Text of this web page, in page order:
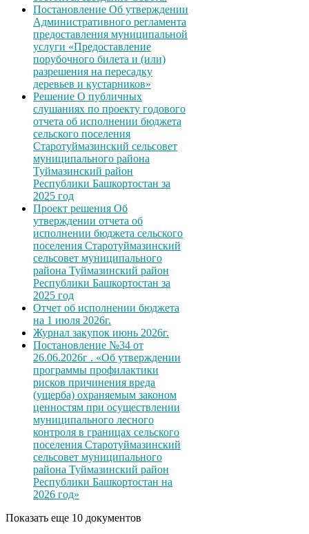
Постановление Об утверждении
Административного регламента
предоставления муниципальной
услуги «Предоставление
порубочного билета и (или)
разрешения на пересадку
деревьев и кустарников»
Решение О публичных
слушаниях по проекту годового
отчета об исполнении бюджета
сельского поселения
Старотуймазинский сельсовет
муниципального района
Туймазинский район
Республики Башкортостан за
2025 год
Проект решения Об
утверждении отчета об
исполнении бюджета сельского
поселения Старотуймазинский
сельсовет муниципального
района Туймазинский район
Республики Башкортостан за
2025 год
Отчет об исполнении бюджета
на 1 июля 2026г.
Журнал закупок июнь 2026г.
Постановление №34 от
26.06.2026г . «Об утверждении
программы профилактики
рисков причинения вреда
(ущерба) охраняемым законом
ценностям при осуществлении
муниципального лесного
контроля в границах сельского
поселения Старотуймазинский
сельсовет муниципального
района Туймазинский район
Республики Башкортостан на
2026 год»
Показать еще 10 документов